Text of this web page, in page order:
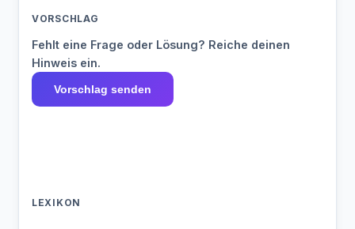
VORSCHLAG
Fehlt eine Frage oder Lösung? Reiche deinen
Hinweis ein.
Vorschlag senden
LEXIKON